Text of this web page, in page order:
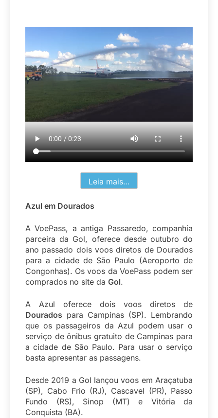
Leia mais…
Azul em Dourados
A VoePass, a antiga Passaredo, companhia
parceira da Gol, oferece desde outubro do
ano passado dois voos diretos de Dourados
para a cidade de São Paulo (Aeroporto de
Congonhas). Os voos da VoePass podem ser
comprados no site da Gol.
A Azul oferece dois voos diretos de
Dourados para Campinas (SP). Lembrando
que os passageiros da Azul podem usar o
serviço de ônibus gratuito de Campinas para
a cidade de São Paulo. Para usar o serviço
basta apresentar as passagens.
Desde 2019 a Gol lançou voos em Araçatuba
(SP), Cabo Frio (RJ), Cascavel (PR), Passo
Fundo (RS), Sinop (MT) e Vitória da
Conquista (BA).